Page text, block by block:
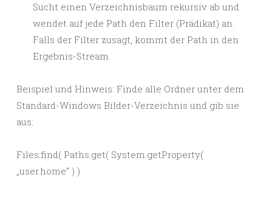
Sucht einen Verzeichnisbaum rekursiv ab und
wendet auf jede Path den Filter (Prädikat) an.
Falls der Filter zusagt, kommt der Path in den
Ergebnis-Stream.
Beispiel und Hinweis: Finde alle Ordner unter dem
Standard-Windows Bilder-Verzeichnis und gib sie
aus:
Files.find( Paths.get( System.getProperty(
„user.home“ ) )